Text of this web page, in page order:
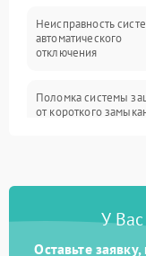
Механика
Корпус/
Неисправность
автоматического
отключения
Поломка системы
от короткого
Неисправность
перенапряжения
У
Оставьте